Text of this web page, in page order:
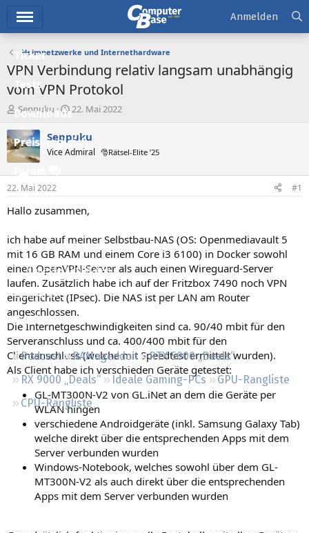
Ticker
Tests
Downloads
Preisvergleich
Forum
Aktuelles
Neue Beiträge
Neueste Aktivitäten
Leserartikel
Regeln
Podcast RAMageddon
RTX 5000 „Deals“
RX 9000 „Deals“
Ideale Gaming-PCs
GPU-Rangliste
CPU-Rangliste
Anmelden
Heimnetzwerke und Internethardware
VPN Verbindung relativ langsam unabhängig
vom VPN Protokol
E
r
s
t
e
e
r
Seppuku
E
r
s
t
e
t
a
22. Mai 2022
Seppuku
Vice Admiral 🎅Rätsel-Elite ’25
22. Mai 2022 #1
Hallo zusammen,
ich habe auf meiner Selbstbau-NAS (OS: Openmediavault 5
mit 16 GB RAM und einem Core i3 6100) in Docker sowohl
einen OpenVPN-Server als auch einen Wireguard-Server
laufen. Zusätzlich habe ich auf der Fritzbox 7490 noch VPN
eingerichtet (IPsec). Die NAS ist per LAN am Router
angeschlossen.
Die Internetgeschwindigkeiten sind ca. 90/40 mbit für den
Serveranschluss und ca. 400/400 mbit für den
Clientanschluss (welche mit Speedtest ermittelt wurden).
Als Client habe ich verschieden Geräte getestet:
GL-MT300N-V2 von GL.iNet an dem die Geräte per
WLAN hingen
verschiedene Androidgeräte (inkl. Samsung Galaxy Tab)
welche direkt über die entsprechenden Apps mit dem
Server verbunden wurden
Windows-Notebook, welches sowohl über dem GL-
MT300N-V2 als auch direkt über die entsprechenden
Apps mit dem Server verbunden wurden